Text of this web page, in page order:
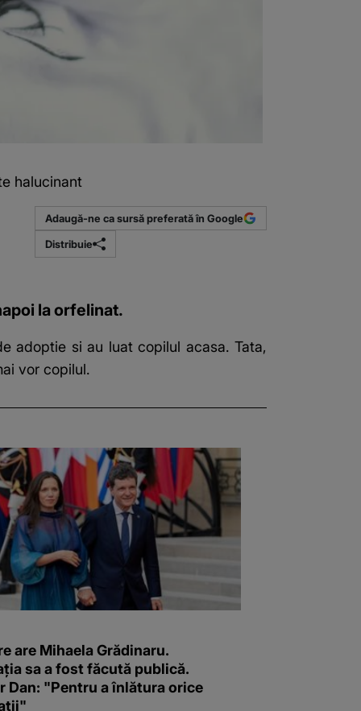
halucinant
Adaugă-ne ca sursă preferată în Google
Distribuie
la orfelinat.
adoptie si au luat copilul acasa. Tata,
vor copilul.
are Mihaela Grădinaru.
sa a fost făcută publică.
Dan: "Pentru a înlătura orice